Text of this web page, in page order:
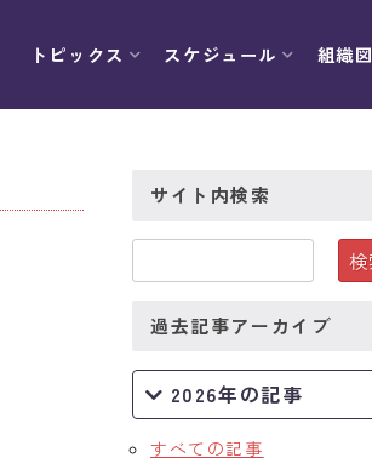
トピックス スケジュール 組織図
サイト内検索
過去記事アーカイブ
2026年の記事
すべての記事